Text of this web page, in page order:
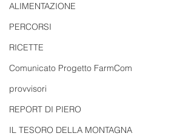
ALIMENTAZIONE
PERCORSI
RICETTE
Comunicato Progetto FarmCom
provvisori
REPORT DI PIERO
IL TESORO DELLA MONTAGNA